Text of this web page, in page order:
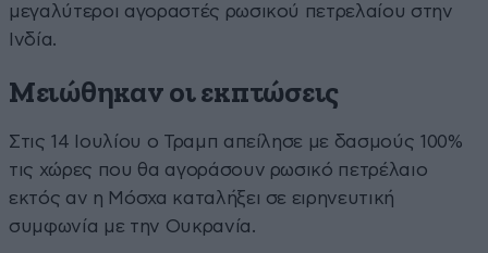
μεγαλύτεροι αγοραστές ρωσικού πετρελαίου στην
Ινδία.
Μειώθηκαν οι εκπτώσεις
Στις 14 Ιουλίου ο Τραμπ απείλησε με δασμούς 100%
τις χώρες που θα αγοράσουν ρωσικό πετρέλαιο
εκτός αν η Μόσχα καταλήξει σε ειρηνευτική
συμφωνία με την Ουκρανία.